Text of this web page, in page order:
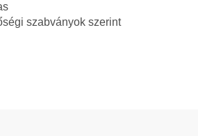
szabványok szerint